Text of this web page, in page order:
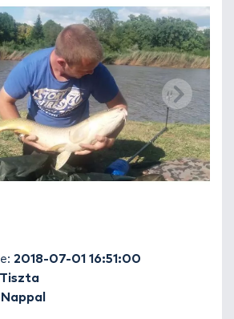
2018-07-01 16:51:00
Tiszta
Nappal